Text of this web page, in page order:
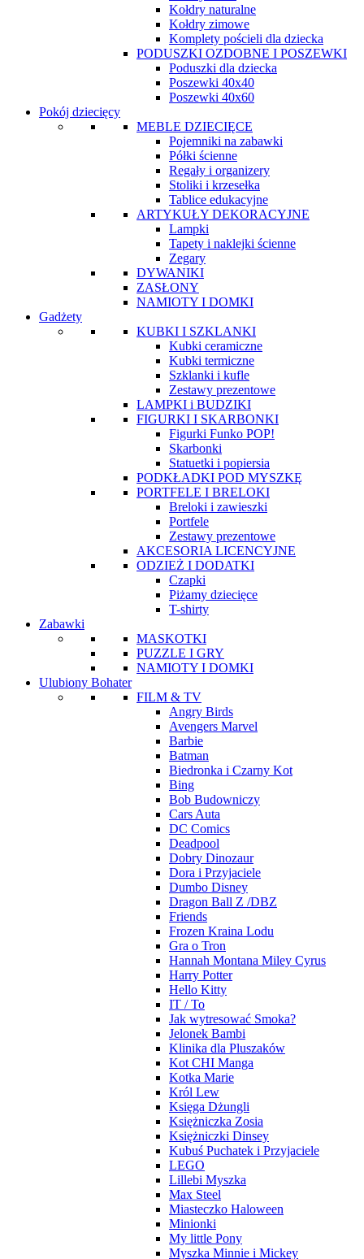
Kołdry naturalne
Kołdry zimowe
Komplety pościeli dla dziecka
PODUSZKI OZDOBNE I POSZEWKI
Poduszki dla dziecka
Poszewki 40x40
Poszewki 40x60
Pokój dziecięcy
MEBLE DZIECIĘCE
Pojemniki na zabawki
Półki ścienne
Regały i organizery
Stoliki i krzesełka
Tablice edukacyjne
ARTYKUŁY DEKORACYJNE
Lampki
Tapety i naklejki ścienne
Zegary
DYWANIKI
ZASŁONY
NAMIOTY I DOMKI
Gadżety
KUBKI I SZKLANKI
Kubki ceramiczne
Kubki termiczne
Szklanki i kufle
Zestawy prezentowe
LAMPKI i BUDZIKI
FIGURKI I SKARBONKI
Figurki Funko POP!
Skarbonki
Statuetki i popiersia
PODKŁADKI POD MYSZKĘ
PORTFELE I BRELOKI
Breloki i zawieszki
Portfele
Zestawy prezentowe
AKCESORIA LICENCYJNE
ODZIEŻ I DODATKI
Czapki
Piżamy dziecięce
T-shirty
Zabawki
MASKOTKI
PUZZLE I GRY
NAMIOTY I DOMKI
Ulubiony Bohater
FILM & TV
Angry Birds
Avengers Marvel
Barbie
Batman
Biedronka i Czarny Kot
Bing
Bob Budowniczy
Cars Auta
DC Comics
Deadpool
Dobry Dinozaur
Dora i Przyjaciele
Dumbo Disney
Dragon Ball Z /DBZ
Friends
Frozen Kraina Lodu
Gra o Tron
Hannah Montana Miley Cyrus
Harry Potter
Hello Kitty
IT / To
Jak wytresować Smoka?
Jelonek Bambi
Klinika dla Pluszaków
Kot CHI Manga
Kotka Marie
Król Lew
Księga Dżungli
Księżniczka Zosia
Księżniczki Dinsey
Kubuś Puchatek i Przyjaciele
LEGO
Lillebi Myszka
Max Steel
Miasteczko Haloween
Minionki
My little Pony
Myszka Minnie i Mickey